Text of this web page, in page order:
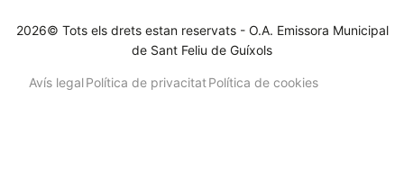
2026© Tots els drets estan reservats - O.A. Emissora Municipal
de Sant Feliu de Guíxols
Avís legalPolítica de privacitatPolítica de cookies